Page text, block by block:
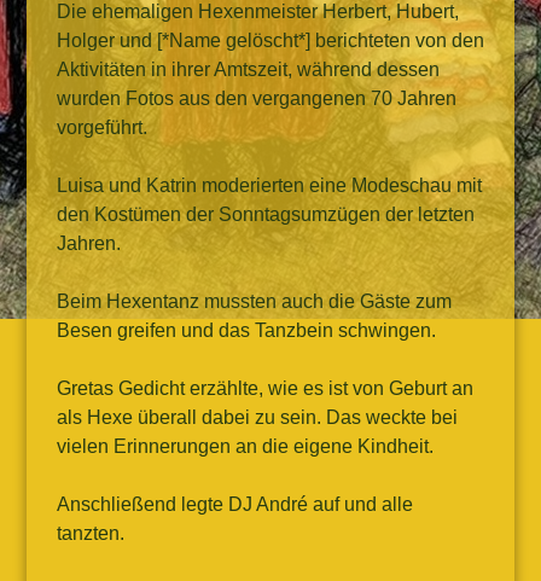
Die ehemaligen Hexenmeister Herbert, Hubert,
Holger und [*Name gelöscht*] berichteten von den
Aktivitäten in ihrer Amtszeit, während dessen
wurden Fotos aus den vergangenen 70 Jahren
vorgeführt.
Luisa und Katrin moderierten eine Modeschau mit
den Kostümen der Sonntagsumzügen der letzten
Jahren.
Beim Hexentanz mussten auch die Gäste zum
Besen greifen und das Tanzbein schwingen.
Gretas Gedicht erzählte, wie es ist von Geburt an
als Hexe überall dabei zu sein. Das weckte bei
vielen Erinnerungen an die eigene Kindheit.
Anschließend legte DJ André auf und alle
tanzten.